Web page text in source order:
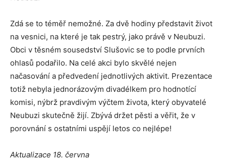
Zdá se to téměř nemožné. Za dvě hodiny představit život
na vesnici, na které je tak pestrý, jako právě v Neubuzi.
Obci v těsném sousedství Slušovic se to podle prvních
ohlasů podařilo. Na celé akci bylo skvělé nejen
načasování a předvedení jednotlivých aktivit. Prezentace
totiž nebyla jednorázovým divadélkem pro hodnotící
komisi, nýbrž pravdivým výčtem života, který obyvatelé
Neubuzi skutečně žijí. Zbývá držet pěsti a věřit, že v
porovnání s ostatními uspějí letos co nejlépe!
Aktualizace 18. června